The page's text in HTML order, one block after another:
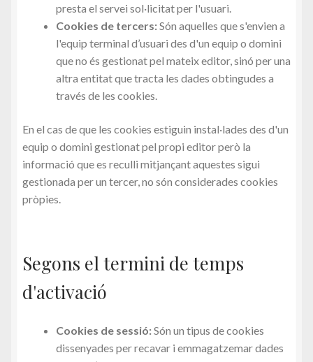
presta el servei sol·licitat per l'usuari.
Cookies de tercers:Són aquelles que s'envien a
l'equip terminal d’usuari des d'un equip o domini
que no és gestionat pel mateix editor, sinó per una
altra entitat que tracta les dades obtingudes a
través de les cookies.
En el cas de que les cookies estiguin instal·lades des d'un
equip o domini gestionat pel propi editor però la
informació que es reculli mitjançant aquestes sigui
gestionada per un tercer, no són considerades cookies
pròpies.
Segons el termini de temps
d'activació
Cookies de sessió:Són un tipus de cookies
dissenyades per recavar i emmagatzemar dades